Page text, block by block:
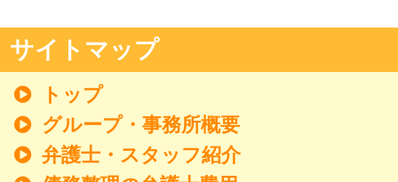
サイトマップ
トップ
グループ・事務所概要
弁護士・スタッフ紹介